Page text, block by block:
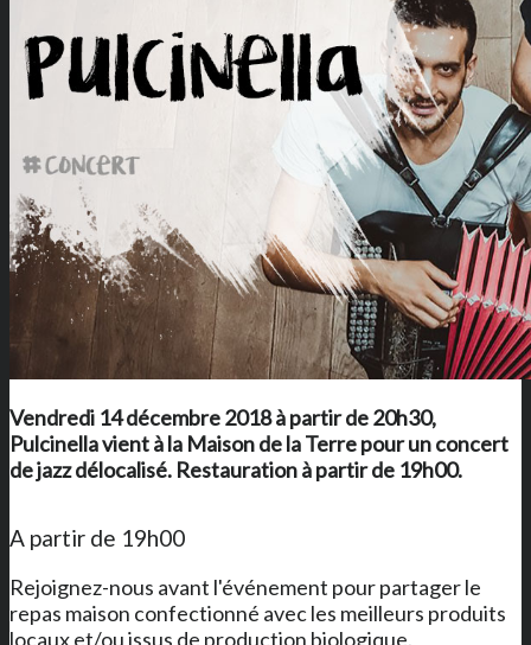
Vendredi 14 décembre 2018 à partir de 20h30,
Pulcinella vient àla Maison de la Terrepour un concert
de jazz délocalisé. Restauration à partir de 19h00.
A partir de 19h00
Rejoignez-nous avant l'événement pour partager le
repas maison confectionné avec les meilleurs produits
locaux et/ou issus de production biologique.